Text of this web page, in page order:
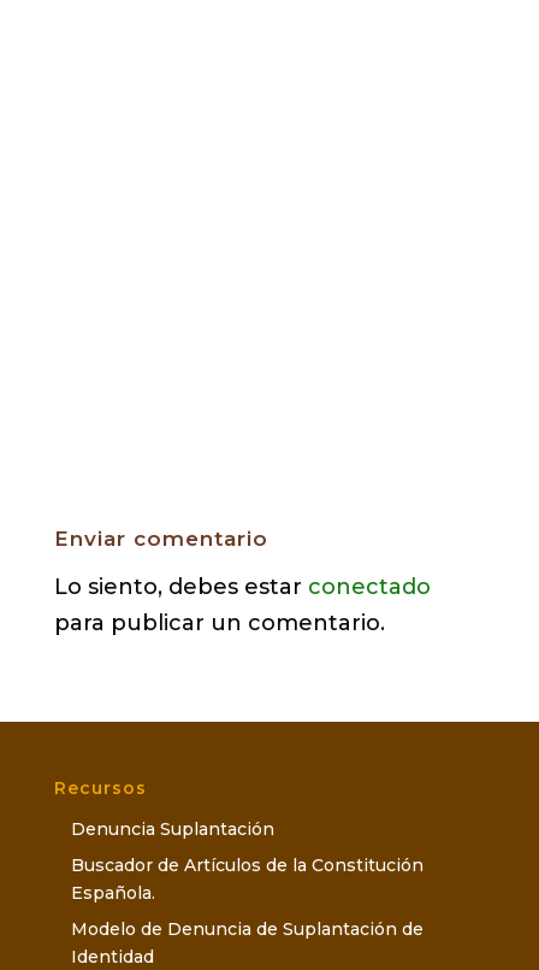
Enviar comentario
Lo siento, debes estar conectado
para publicar un comentario.
Recursos
Denuncia Suplantación
Buscador de Artículos de la Constitución
Española.
Modelo de Denuncia de Suplantación de
Identidad